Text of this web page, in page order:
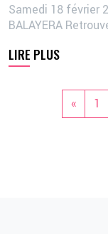
Samedi 18 février
BALAYERA
LIRE PLUS
« 1